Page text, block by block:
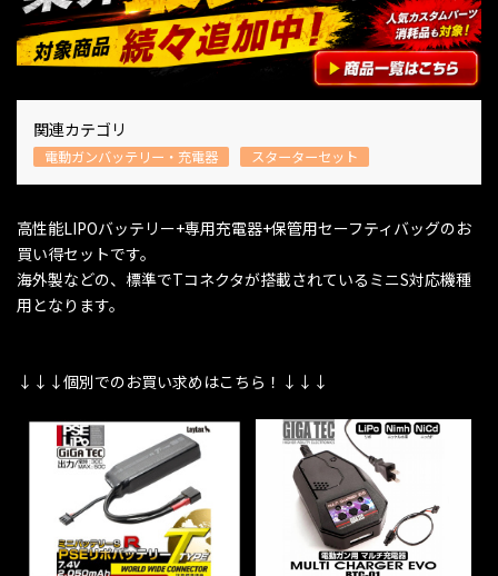
関連カテゴリ
電動ガンバッテリー・充電器 スターターセット
高性能LIPOバッテリー+専用充電器+保管用セーフティバッグのお
買い得セットです。
海外製などの、標準でTコネクタが搭載されているミニS対応機種
用となります。
↓↓↓個別でのお買い求めはこちら！↓↓↓